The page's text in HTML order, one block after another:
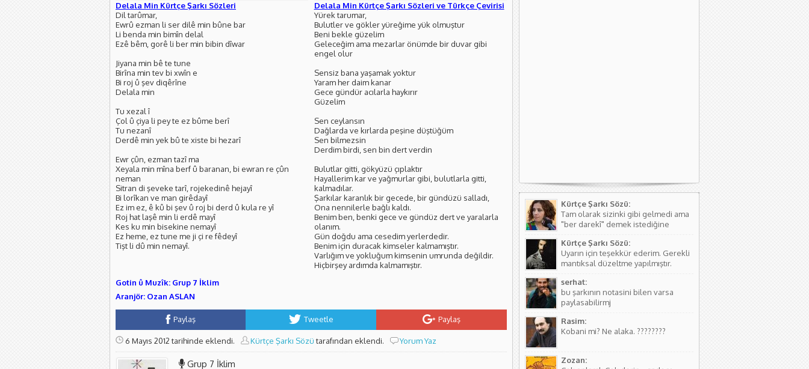
Delala Min Kürtçe Şarkı Sözleri
Dil tarûmar,
Ewrû ezman li ser dilê min bûne bar
Li benda min bimîn delal
Ezê bêm, gorê li ber min bibin dîwar
Jiyana min bê te tune
Birîna min tev bi xwîn e
Bi roj û şev diqêrîne
Delala min
Tu xezal î
Çol û çiya li pey te ez bûme berî
Tu nezanî
Derdê min yek bû te xiste bi hezarî
Ewr çûn, ezman tazî ma
Xeyala min mîna berf û baranan, bi ewran re çûn
neman
Sitran di şeveke tarî, rojekedinê hejayî
Bi lorîkan ve man girêdayî
Ez im ez, ê kû bi şev û roj bi derd û kula re yî
Roj hat laşê min li erdê mayî
Kes ku min bisekine nemayî
Ez heme, ez tune me ji çi re fêdeyî
Tişt li dû min nemayî.
Delala Min Kürtçe Şarkı Sözleri ve Türkçe Çevirisi
Yürek tarumar,
Bulutler ve gökler yüreğime yük olmuştur
Beni bekle güzelim
Geleceğim ama mezarlar önümde bir duvar gibi
engel olur
Sensiz bana yaşamak yoktur
Yaram her daim kanar
Gece gündür acılarla haykırır
Güzelim
Sen ceylansın
Dağlarda ve kırlarda peşine düştüğüm
Sen bilmezsin
Derdim birdi, sen bin dert verdin
Bulutlar gitti, gökyüzü çıplaktır
Hayallerim kar ve yağmurlar gibi, bulutlarla gitti,
kalmadılar.
Şarkılar karanlık bir gecede, bir gündüzü salladı,
Ona nennilerle bağlı kaldı.
Benim ben, benki gece ve gündüz dert ve yaralarla
olanım.
Gün doğdu ama cesedim yerlerdedir.
Benim için duracak kimseler kalmamıştır.
Varlığım ve yokluğum kimsenin umrunda değildir.
Hiçbirşey ardımda kalmamıştır.
Gotin û Muzîk: Grup 7 İklim
Aranjör: Ozan ASLAN
Paylaş Tweetle Paylaş
6 Mayıs 2012 tarihinde eklendi. Kürtçe Şarkı Sözütarafından eklendi. Yorum Yaz
Grup 7 İklim
Kürtçe Şarkı Sözü:
Tam olarak sizinki gibi gelmedi ama
"ber darekî" demek istediğine
düzeltmede bulundum. Teşkkürler
Kürtçe Şarkı Sözü:
Uyarın için teşekkür ederim. Gerekli
mantıksal düzeltme yapılmıştır.
serhat:
bu şarkının notasini bilen varsa
paylasabilirmj
Rasim:
Kobani mi? Ne alaka. ????????
Zozan: